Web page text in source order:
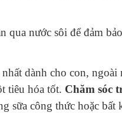
qua nước sôi để đảm
dành cho con, ngoài
tiêu hóa tốt. Chăm sóc
sữa công thức hoặc bất